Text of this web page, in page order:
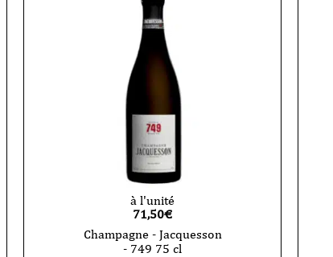
à l'unité
71,50€
Champagne - Jacquesson
- 749 75 cl